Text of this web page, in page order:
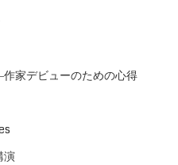
家デビューのための心得
演